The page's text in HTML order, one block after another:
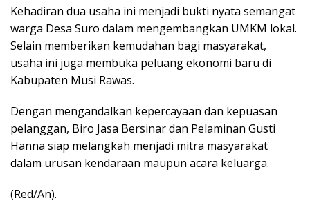
Kehadiran dua usaha ini menjadi bukti nyata semangat
warga Desa Suro dalam mengembangkan UMKM lokal.
Selain memberikan kemudahan bagi masyarakat,
usaha ini juga membuka peluang ekonomi baru di
Kabupaten Musi Rawas.
Dengan mengandalkan kepercayaan dan kepuasan
pelanggan, Biro Jasa Bersinar dan Pelaminan Gusti
Hanna siap melangkah menjadi mitra masyarakat
dalam urusan kendaraan maupun acara keluarga.
(Red/An).